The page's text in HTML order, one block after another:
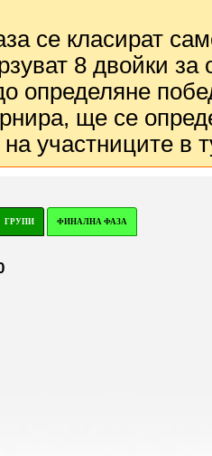
се класират
8 двойки
определяне
ще се
участниците в
ГРУПИ ФИНАЛНА ФАЗА